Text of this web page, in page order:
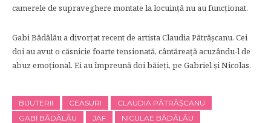
camerele de supraveghere montate la locuință nu au funcționat.
Gabi Bădălău a divorțat recent de artista Claudia Pătrășcanu. Cei
doi au avut o căsnicie foarte tensionată, cântăreață acuzându-l de
abuz emoțional. Ei au împreună doi băieţi, pe Gabriel şi Nicolas.
BIJUTERII CEASURI
CLAUDIA PĂTRĂȘCANU
GABI BĂDĂLĂU
JAF NICULAE BĂDĂLĂU